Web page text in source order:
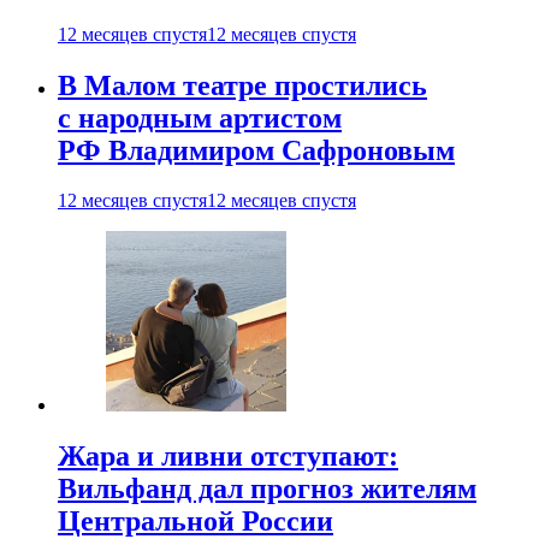
12 месяцев спустя12 месяцев спустя
В Малом театре простились
с народным артистом
РФ Владимиром Сафроновым
12 месяцев спустя12 месяцев спустя
Жара и ливни отступают:
Вильфанд дал прогноз жителям
Центральной России